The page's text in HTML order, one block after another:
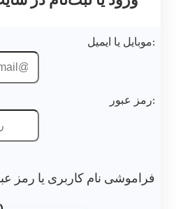
نام کاربری یا رمز عبور؟